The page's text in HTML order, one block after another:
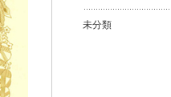
未分類